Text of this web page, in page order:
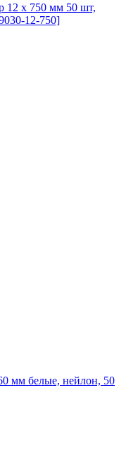
12 x 750 мм 50 шт,
12-750]
мм белые, нейлон, 50